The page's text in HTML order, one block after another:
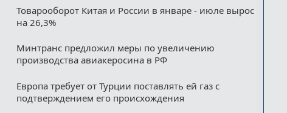
Товарооборот Китая и России в январе - июле вырос
на 26,3%
Минтранс предложил меры по увеличению
производства авиакеросина в РФ
Европа требует от Турции поставлять ей газ с
подтверждением его происхождения